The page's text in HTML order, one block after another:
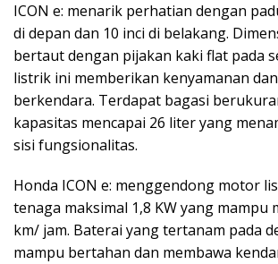
ICON e: menarik perhatian dengan
di depan dan 10 inci di belakang.
bertaut dengan pijakan kaki flat pada
listrik ini memberikan kenyamanan
berkendara. Terdapat bagasi
kapasitas mencapai 26 liter yang
sisi fungsionalitas.
Honda ICON e: menggendong motor
tenaga maksimal 1,8 KW yang mampu
km/ jam. Baterai yang tertanam pada
mampu bertahan dan membawa